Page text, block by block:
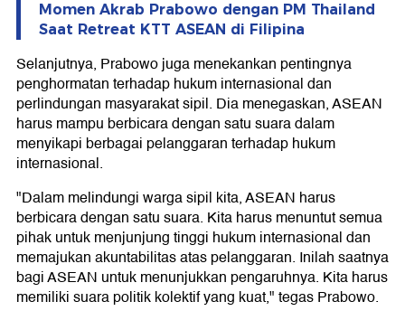
Momen Akrab Prabowo dengan PM Thailand
Saat Retreat KTT ASEAN di Filipina
Selanjutnya, Prabowo juga menekankan pentingnya
penghormatan terhadap hukum internasional dan
perlindungan masyarakat sipil. Dia menegaskan, ASEAN
harus mampu berbicara dengan satu suara dalam
menyikapi berbagai pelanggaran terhadap hukum
internasional.
"Dalam melindungi warga sipil kita, ASEAN harus
berbicara dengan satu suara. Kita harus menuntut semua
pihak untuk menjunjung tinggi hukum internasional dan
memajukan akuntabilitas atas pelanggaran. Inilah saatnya
bagi ASEAN untuk menunjukkan pengaruhnya. Kita harus
memiliki suara politik kolektif yang kuat," tegas Prabowo.